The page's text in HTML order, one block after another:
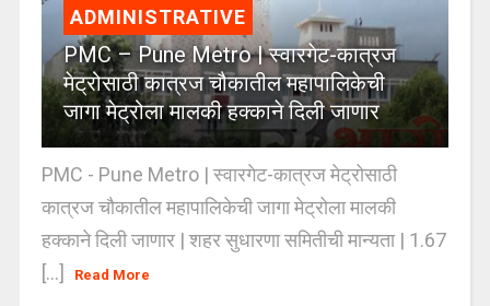
ADMINISTRATIVE
PMC – Pune Metro | स्वारगेट-कात्रज
मेट्रोसाठी कात्रज चौकातील महापालिकेची
जागा मेट्रोला मालकी हक्काने दिली जाणार
PMC - Pune Metro | स्वारगेट-कात्रज मेट्रोसाठी
कात्रज चौकातील महापालिकेची जागा मेट्रोला मालकी
हक्काने दिली जाणार | शहर सुधारणा समितीची मान्यता | 1.67
[...]
Read More